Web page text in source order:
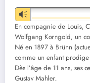
Vm
En compagnie de Louis,
Wolfgang Korngold, un
Né en 1897 à Brünn
comme un enfant
Dès l’âge de 11 ans, ses
Gustav Mahler.